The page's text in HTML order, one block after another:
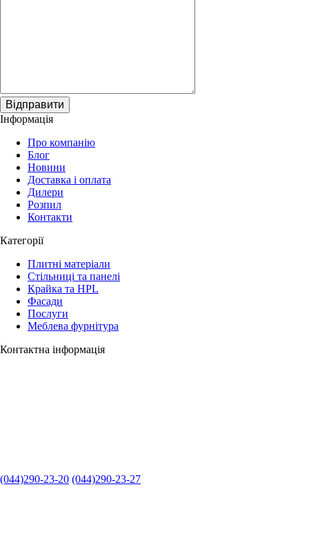
Відправити
Інформація
Про компанію
Блог
Новини
Доставка і оплата
Дилери
Розпил
Контакти
Категорії
Плитні матеріали
Стільниці та панелі
Крайка та HPL
Фасади
Послуги
Меблева фурнітура
Контактна інформація
(044)290-23-20 (044)290-23-27